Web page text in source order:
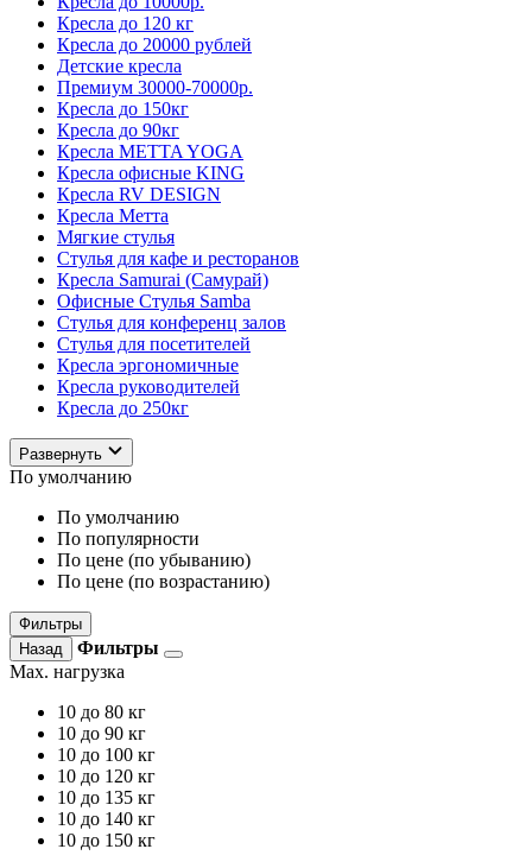
Кресла до 120 кг
Кресла до 20000 рублей
Детские кресла
Премиум 30000-70000р.
Кресла до 150кг
Кресла до 90кг
Кресла METTA YOGA
Кресла офисные KING
Кресла RV DESIGN
Кресла Метта
Мягкие стулья
Стулья для кафе и ресторанов
Кресла Samurai (Самурай)
Офисные Стулья Samba
Стулья для конференц залов
Стулья для посетителей
Кресла эргономичные
Кресла руководителей
Кресла до 250кг
Развернуть
По умолчанию
По умолчанию
По популярности
По цене (по убыванию)
По цене (по возрастанию)
Фильтры
Назад
Фильтры
Max. нагрузка
10 до 80 кг
10 до 90 кг
10 до 100 кг
10 до 120 кг
10 до 135 кг
10 до 140 кг
10 до 150 кг